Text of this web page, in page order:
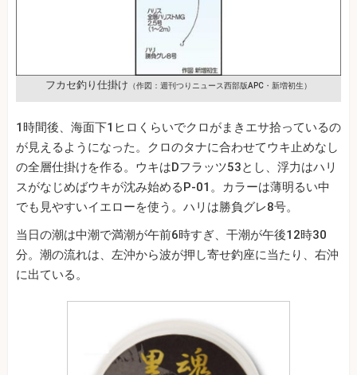
フカセ釣り仕掛け （作図：週刊つりニュース西部版APC・新増初生）
1時間後、海面下1ヒロくらいでクロがまきエサ拾っているの
が見えるようになった。クロのタナに合わせてウキ止めなし
の全層仕掛けを作る。ウキはDフラッツ53とし、浮力はハリ
スがなじめばウキが沈み始めるP-01。カラーは薄明るい中
でも見やすいイエローを使う。ハリは勝負グレ8号。
当日の潮は中潮で満潮が午前6時すぎ、干潮が午後12時30
分。潮の流れは、左沖から波が押し寄せ釣座に当たり、右沖
に出ている。